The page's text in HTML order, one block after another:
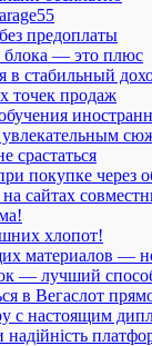
предоплаты
блока — это плюс
стабильный
точек продаж
срастаться
покупке через
сайтах
хлопот!
материалов —
— лучший
в Вегаслот
с настоящим
надійність